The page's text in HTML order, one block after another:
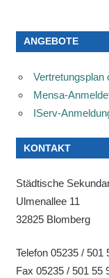
ANGEBOTE
Vertretungsplan
Mensa-
IServ-
KONTAKT
Städtische
Ulmenallee 11
32825 Blomberg
Telefon 05235 / 501
Fax 05235 / 501 55